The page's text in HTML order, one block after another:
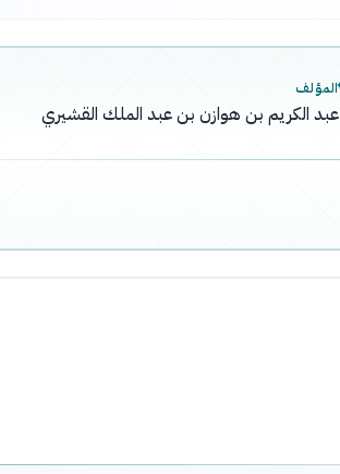
المؤلف
عبد الكريم بن هوازن بن عبد الملك القشيري